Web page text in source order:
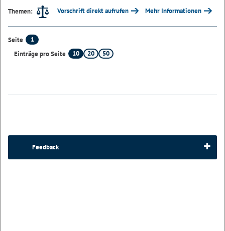
Themen:
Vorschrift direkt aufrufen Mehr Informationen
Seite
1
Einträge pro Seite
10 20 50
Feedback